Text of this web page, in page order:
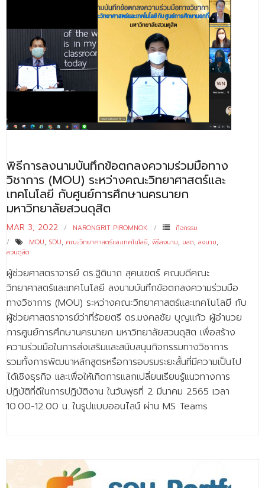
- ศูนย์ปัญญาประดิษฐ์เพื่อการศึกษา
สหกิจศึกษา
ข่าว
- ข่าวประชาสัมพันธ์
- ทุน/สมัครงาน/ศึกษาต่อ
วารสารคณะ
ผลงานคณะ
- ฐานข้อมูลงานวิจัย
- การจัดการความรู้ (KM Scitech)
- โครงการบริหารจัดการพื้นที่ 10 ไร่ ด้านหลังโรงสีข้าว
สวนดุสิต จังหวัดปราจีนบุรี
- โครงการส่งเสริมการปลูกกล้วยเล็บมือนางฯ
- ผลงาน/รางวัล
- SDU Zero Waste
- งานวิจัย/นวัตกรรม
ติดต่อเรา
พิธีการลงนามบันทึกข้อตกลงความร่วมมือทาง
วิชาการ (MOU) ระหว่างคณะวิทยาศาสตร์และ
เทคโนโลยี กับศูนย์การศึกษานครนายก
มหาวิทยาลัยสวนดุสิต
MAR 3, 2022 NARONGRIT PIROMNOK
กิจกรรม
MOU, SDU, คณะวิทยาศาสตร์และเทคโนโลยี, พิธีลงนาม, มสด, ลงนาม,
สวนดุสิต
ผู้ช่วยศาสตราจารย์ ดร.ฐิตินาถ สุคนเขตร์ คณบดีคณะ
วิทยาศาสตร์และเทคโนโลยี ลงนามบันทึกข้อตกลงความร่วมมือ
ทางวิชาการ (MOU) ระหว่างคณะวิทยาศาสตร์และเทคโนโลยี กับ
ผู้ช่วยศาสตราจารย์ว่าที่ร้อยตรี ดร.มงคลชัย บุญแก้ว ผู้อำนวย
การศูนย์การศึกษานครนายก มหาวิทยาลัยสวนดุสิต เพื่อสร้าง
ความร่วมมือในการส่งเสริมและสนับสนุนกิจกรรมทางวิชาการ
รวมทั้งการพัฒนาหลักสูตรหรือการอบรมระยะสั้นที่มีความเป็นไป
ได้เชิงธุรกิจ และเพื่อให้เกิดการแลกเปลี่ยนเรียนรู้แนวทางการ
ปฏิบัติที่ดีในการปฏิบัติงาน ในวันพุธที่ 2 มีนาคม 2565 เวลา
10.00-12.00 น. ในรูปแบบออนไลน์ ผ่าน MS Teams